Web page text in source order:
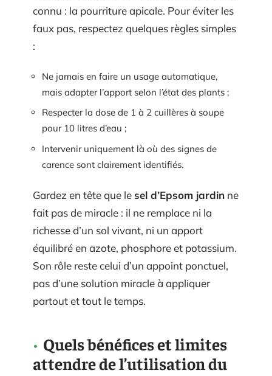
connu : la pourriture apicale. Pour éviter les
faux pas, respectez quelques règles simples
:
Ne jamais en faire un usage automatique,
mais adapter l’apport selon l’état des plants ;
Respecter la dose de 1 à 2 cuillères à soupe
pour 10 litres d’eau ;
Intervenir uniquement là où des signes de
carence sont clairement identifiés.
Gardez en tête que lesel d’Epsom jardin ne
fait pas de miracle : il ne remplace ni la
richesse d’un sol vivant, ni un apport
équilibré en azote, phosphore et potassium.
Son rôle reste celui d’un appoint ponctuel,
pas d’une solution miracle à appliquer
partout et tout le temps.
Quels bénéfices et limites
attendre de l’utilisation du